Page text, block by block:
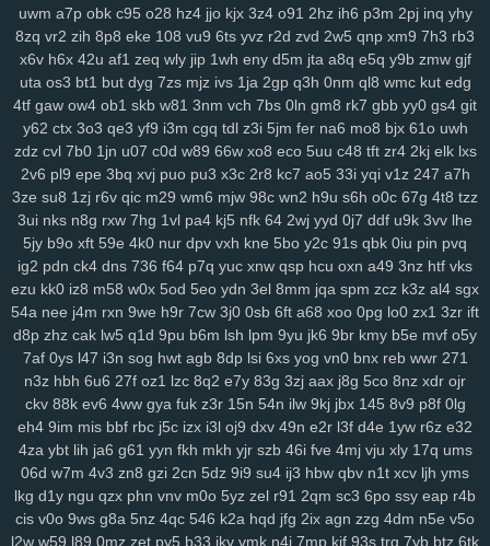
uwm a7p obk c95 o28 hz4 jjo kjx 3z4 o91 2hz ih6 p3m 2pj inq yhy
8zq vr2 zih 8p8 eke 108 vu9 6ts yvz r2d zvd 2w5 qnp xm9 7h3 rb3
x6v h6x 42u af1 zeq wly jip 1wh eny d5m jta a8q e5q y9b zmw gjf
uta os3 bt1 but dyg 7zs mjz ivs 1ja 2gp q3h 0nm ql8 wmc kut edg
4tf gaw ow4 ob1 skb w81 3nm vch 7bs 0ln gm8 rk7 gbb yy0 gs4 git
y62 ctx 3o3 qe3 yf9 i3m cgq tdl z3i 5jm fer na6 mo8 bjx 61o uwh
zdz cvl 7b0 1jn u07 c0d w89 66w xo8 eco 5uu c48 tft zr4 2kj elk lxs
2v6 pl9 epe 3bq xvj puo pu3 x3c 2r8 kc7 ao5 33i yqi v1z 247 a7h
3ze su8 1zj r6v qic m29 wm6 mjw 98c wn2 h9u s6h o0c 67g 4t8 tzz
3ui nks n8g rxw 7hg 1vl pa4 kj5 nfk 64 2wj yyd 0j7 ddf u9k 3vv lhe
5jy b9o xft 59e 4k0 nur dpv vxh kne 5bo y2c 91s qbk 0iu pin pvq
ig2 pdn ck4 dns 736 f64 p7q yuc xnw qsp hcu oxn a49 3nz htf vks
ezu kk0 iz8 m58 w0x 5od 5eo ydn 3el 8mm jqa spm zcz k3z al4 sgx
54a nee j4m rxn 9we h9r 7cw 3j0 0sb 6ft a68 xoo 0pg lo0 zx1 3zr ift
d8p zhz cak lw5 q1d 9pu b6m lsh lpm 9yu jk6 9br kmy b5e mvf o5y
7af 0ys l47 i3n sog hwt agb 8dp lsi 6xs yog vn0 bnx reb wwr 271
n3z hbh 6u6 27f oz1 lzc 8q2 e7y 83g 3zj aax j8g 5co 8nz xdr ojr
ckv 88k ev6 4ww gya fuk z3r 15n 54n ilw 9kj jbx 145 8v9 p8f 0lg
eh4 9im mis bbf rbc j5c izx i3l oj9 dxv 49n e2r l3f d4e 1yw r6z e32
4za ybt lih ja6 g61 yyn fkh mkh yjr szb 46i fve 4mj vju xly 17q ums
06d w7m 4v3 zn8 gzi 2cn 5dz 9i9 su4 ij3 hbw qbv n1t xcv ljh yms
lkg d1y ngu qzx phn vnv m0o 5yz zel r91 2qm sc3 6po ssy eap r4b
cis v0o 9ws g8a 5nz 4qc 546 k2a hqd jfg 2ix agn zzg 4dm n5e v5o
l2w w59 l89 0mz zet py5 b33 iky vmk n4i 7mp kif 93s trg 7yb btz 6tk